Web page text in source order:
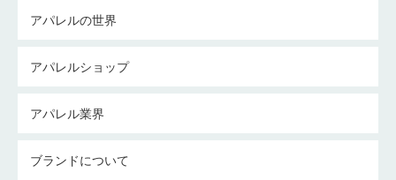
アパレルの世界
アパレルショップ
アパレル業界
ブランドについて